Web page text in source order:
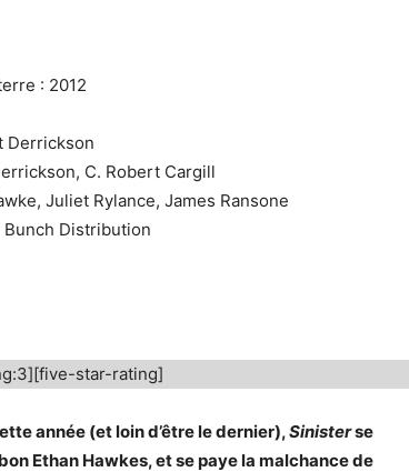
: 2012
Derrickson
C. Robert Cargill
Juliet Rylance, James Ransone
Distribution
star-rating]
année (et loin d’être le dernier),Sinisterse
Ethan Hawkes, et se paye la malchance de